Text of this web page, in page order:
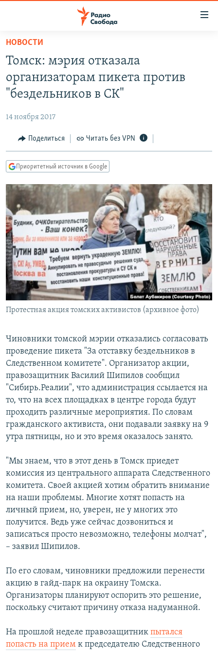
упрощенного
доступа
основному
Вернутся
Вернутся
поиску
АВТОРСКИЕ ПРОЕКТЫ
МНЕНИЯ
КУЛЬТУРА
КАВКАЗ.РЕАЛИИ
СЕВЕР.РЕАЛИИ
СИБИРЬ.РЕАЛИИ
РАСПИСАНИЕ ВЕЩАНИЯ
ПОДПИШИТЕСЬ НА РАССЫЛКУ
СОЦИАЛЬНЫЕ СЕТИ
Все сайты РСЕ/РС
НОВОСТИ
Томск: мэрия отказала
организаторам пикета против
"бездельников в СК"
14 ноября 2017
Поделиться Читать без VPN
Приоритетный источник в Google
Протестная акция томских активистов (архивное фото)
Чиновники томской мэрии отказались согласовать
проведение пикета "За отставку бездельников в
Следственном комитете". Организатор акции,
правозащитник Василий Шипилов сообщил
"Сибирь.Реалии", что администрация ссылается на
то, что на всех площадках в центре города будут
проходить различные мероприятия. По словам
гражданского активиста, они подавали заявку на 9
утра пятницы, но и это время оказалось занято.
"Мы знаем, что в этот день в Томск приедет
комиссия из центрального аппарата Следственного
комитета. Своей акцией хотим обратить внимание
на наши проблемы. Многие хотят попасть на
личный прием, но, уверен, не у многих это
получится. Ведь уже сейчас дозвониться и
записаться просто невозможно, телефоны молчат",
– заявил Шипилов.
По его словам, чиновники предложили перенести
акцию в гайд-парк на окраину Томска.
Организаторы планируют оспорить это решение,
поскольку считают причину отказа надуманной.
На прошлой неделе правозащитник пытался
попасть на прием к председателю Следственного